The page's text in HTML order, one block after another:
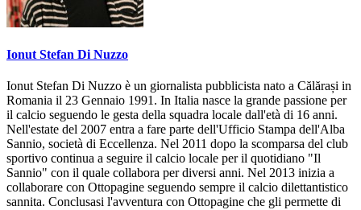
Ionut Stefan Di Nuzzo
Ionut Stefan Di Nuzzo è un giornalista pubblicista nato a Călărași in
Romania il 23 Gennaio 1991. In Italia nasce la grande passione per
il calcio seguendo le gesta della squadra locale dall'età di 16 anni.
Nell'estate del 2007 entra a fare parte dell'Ufficio Stampa dell'Alba
Sannio, società di Eccellenza. Nel 2011 dopo la scomparsa del club
sportivo continua a seguire il calcio locale per il quotidiano "Il
Sannio" con il quale collabora per diversi anni. Nel 2013 inizia a
collaborare con Ottopagine seguendo sempre il calcio dilettantistico
sannita. Conclusasi l'avventura con Ottopagine che gli permette di